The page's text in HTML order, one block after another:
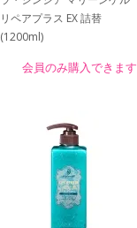
リペアプラス EX 詰替
(1200ml)
会員のみ購入できます